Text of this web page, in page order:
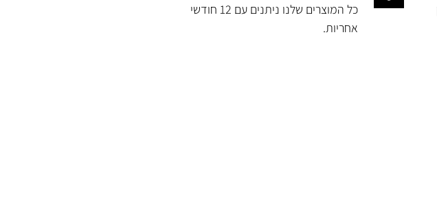
כל המוצרים שלנו ניתנים עם 12 חודשי
אחריות.